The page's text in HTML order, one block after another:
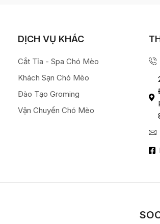
DỊCH VỤ KHÁC
Cắt Tỉa - Spa Chó Mèo
Khách Sạn Chó Mèo
Đào Tạo Groming
Vận Chuyển Chó Mèo